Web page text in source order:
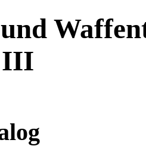
III